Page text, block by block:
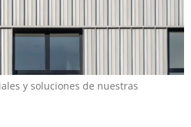
y soluciones de nuestras